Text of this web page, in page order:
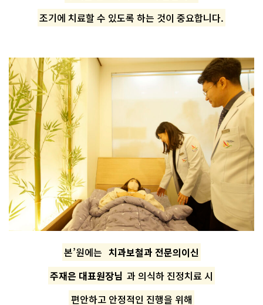
조기에 치료할 수 있도록 하는 것이 중요합니다.
본’원에는 치과보철과 전문의이신
주재은 대표원장님 과 의식하 진정치료 시
편안하고 안정적인 진행을 위해